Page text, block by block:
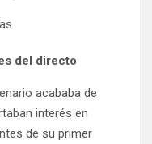
del directo
acababa de
interés en
de su primer